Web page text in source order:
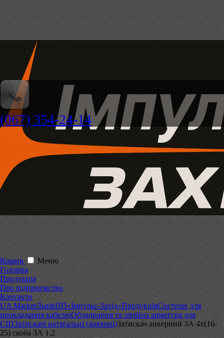
(067) 354-24-14
Кошик
Меню
Головна
Продукція
Про підприємство
Контакти
UA MarketЛьвівПП«Імпульс-Захід»ПродукціяСистеми для
прокладання кабелюОбладнання та лінійна арматура для
СІПЗатискачі натягальні (анкерні)Затискач анкерний ЗА 4х(16-
25) скоба ЗА 1.2